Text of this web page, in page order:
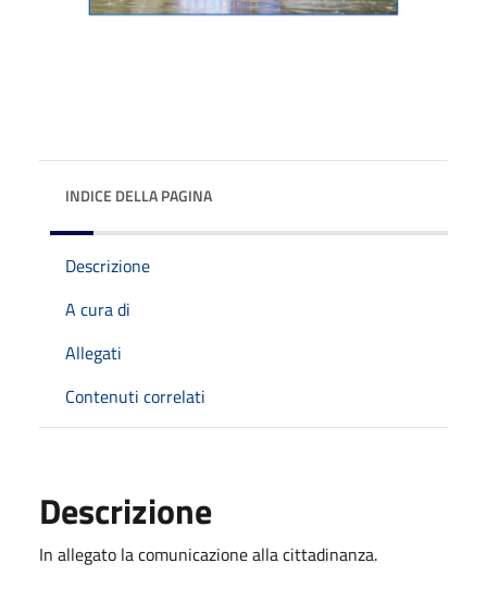
INDICE DELLA PAGINA
Descrizione
A cura di
Allegati
Contenuti correlati
Descrizione
In allegato la comunicazione alla cittadinanza.